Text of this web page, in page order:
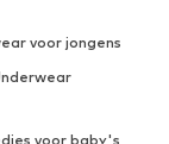
voor jongens
voor baby's